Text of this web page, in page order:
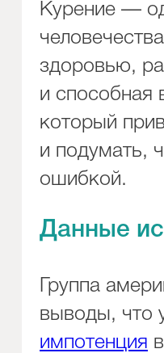
Курение —
здоровью,
и способная
который
и подумать,
ошибкой.
Данные
Группа
выводы, что
импотенция